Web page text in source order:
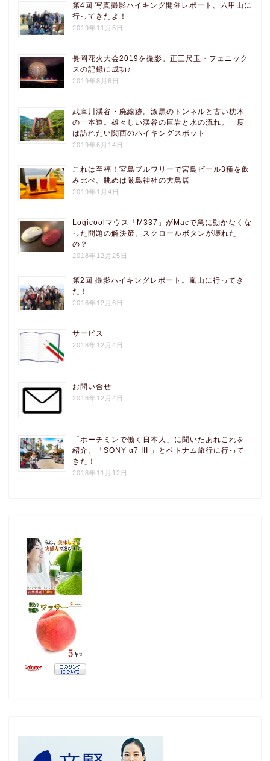
第4回 写真撮影ハイキング開催レポート。六甲山に
行ってきたよ！
2019年11月5日
長岡花火大会2019を撮影。正三尺玉・フェニック
スの記録に成功♪
2019年8月6日
武庫川渓谷・廃線跡。漆黒のトンネルと古い枕木
の一本道。雄々しい渓谷の巨岩と水の流れ。一度
は訪れたい関西のハイキングスポット
2019年6月14日
これは至福！宮島ブルワリーで宮島ビール3種を飲
み比べ。眺めは厳島神社の大鳥居
2019年1月4日
Logicoolマウス「M337」がMacで急に動かなくな
った問題の解決策。スクロールボタンが壊れた
の？
2018年12月25日
第2回 撮影ハイキングレポート。嵐山に行ってき
た！
2018年12月6日
サービス
2018年12月4日
お問い合せ
2018年12月4日
「ホーチミンで働く日本人」に聞いたあれこれを
紹介。「SONY α7 III 」とベトナム旅行に行って
きた！
2018年11月12日